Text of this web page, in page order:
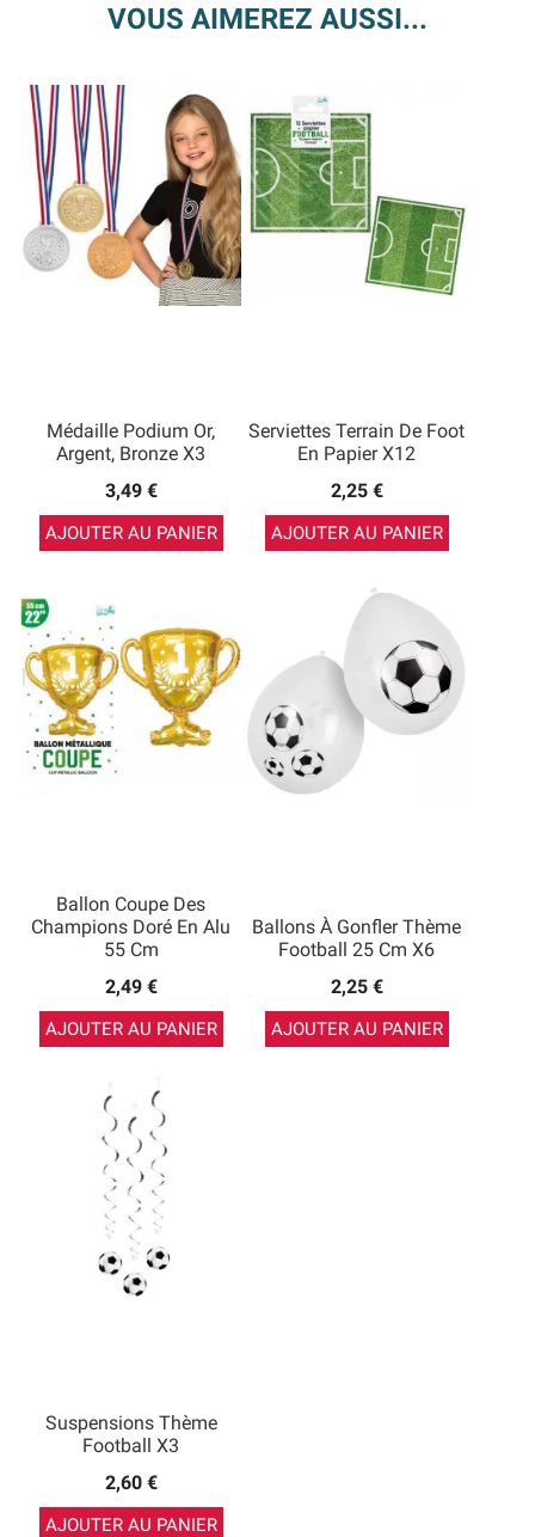
VOUS AIMEREZ AUSSI...
Médaille Podium Or,
Argent, Bronze X3
3,49 €
AJOUTER AU PANIER
Serviettes Terrain De Foot
En Papier X12
2,25 €
AJOUTER AU PANIER
Ballon Coupe Des
Champions Doré En Alu
55 Cm
2,49 €
AJOUTER AU PANIER
Ballons À Gonfler Thème
Football 25 Cm X6
2,25 €
AJOUTER AU PANIER
Suspensions Thème
Football X3
2,60 €
AJOUTER AU PANIER